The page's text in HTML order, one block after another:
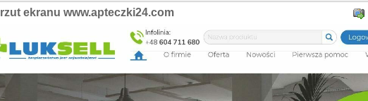
ekranu www.apteczki24.com